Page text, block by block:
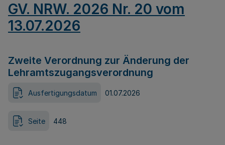
GV. NRW. 2026 Nr. 20 vom
13.07.2026
Zweite Verordnung zur Änderung der
Lehramtszugangsverordnung
Ausfertigungsdatum 01.07.2026
Seite 448